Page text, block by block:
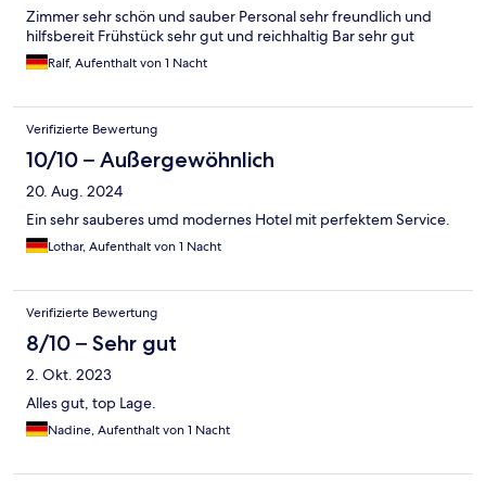
Zimmer sehr schön und sauber Personal sehr freundlich und
hilfsbereit Frühstück sehr gut und reichhaltig Bar sehr gut
Ralf, Aufenthalt von 1 Nacht
Verifizierte Bewertung
10/10 – Außergewöhnlich
20. Aug. 2024
Ein sehr sauberes umd modernes Hotel mit perfektem Service.
Lothar, Aufenthalt von 1 Nacht
Verifizierte Bewertung
8/10 – Sehr gut
2. Okt. 2023
Alles gut, top Lage.
Nadine, Aufenthalt von 1 Nacht